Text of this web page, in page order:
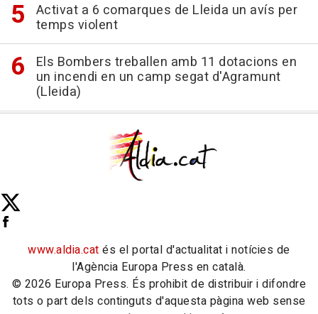
Activat a 6 comarques de Lleida un avís per
temps violent
Els Bombers treballen amb 11 dotacions en
un incendi en un camp segat d'Agramunt
(Lleida)
www.aldia.cat és el portal d'actualitat i notícies de
l'Agència Europa Press en català.
© 2026 Europa Press. És prohibit de distribuir i difondre
tots o part dels continguts d'aquesta pàgina web sense